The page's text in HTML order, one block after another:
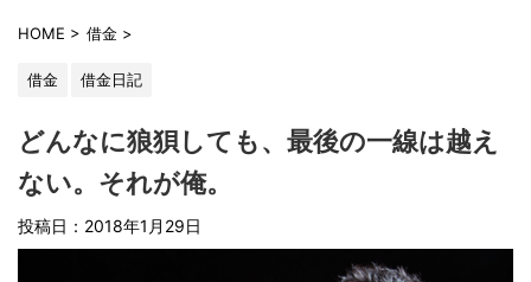
HOME > 借金 >
借金 借金日記
どんなに狼狽しても、最後の一線は越え
ない。それが俺。
投稿日：2018年1月29日